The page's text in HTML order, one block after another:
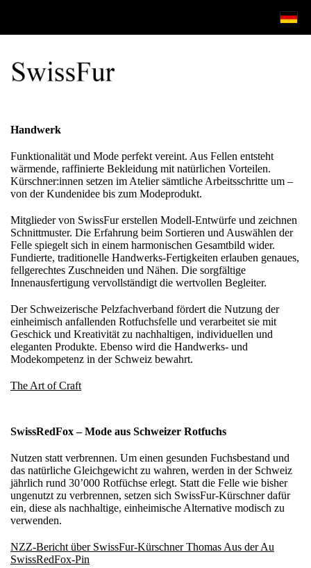
Handwerk
Funktionalität und Mode perfekt vereint. Aus Fellen entsteht
wärmende, raffinierte Bekleidung mit natürlichen Vorteilen.
Kürschner:innen setzen im Atelier sämtliche Arbeitsschritte um –
von der Kundenidee bis zum Modeprodukt.
Mitglieder von SwissFur erstellen Modell-Entwürfe und zeichnen
Schnittmuster. Die Erfahrung beim Sortieren und Auswählen der
Felle spiegelt sich in einem harmonischen Gesamtbild wider.
Fundierte, traditionelle Handwerks-Fertigkeiten erlauben genaues,
fellgerechtes Zuschneiden und Nähen. Die sorgfältige
Innenausfertigung vervollständigt die wertvollen Begleiter.
Der Schweizerische Pelzfachverband fördert die Nutzung der
einheimisch anfallenden Rotfuchsfelle und verarbeitet sie mit
Geschick und Kreativität zu nachhaltigen, individuellen und
eleganten Produkte. Ebenso wird die Handwerks- und
Modekompetenz in der Schweiz bewahrt.
The Art of Craft
SwissRedFox – Mode aus Schweizer Rotfuchs
Nutzen statt verbrennen. Um einen gesunden Fuchsbestand und
das natürliche Gleichgewicht zu wahren, werden in der Schweiz
jährlich rund 30’000 Rotfüchse erlegt. Statt die Felle wie bisher
ungenutzt zu verbrennen, setzen sich SwissFur-Kürschner dafür
ein, diese als nachhaltige, einheimische Alternative modisch zu
verwenden.
NZZ-Bericht über SwissFur-Kürschner Thomas Aus der Au
SwissRedFox-Pin